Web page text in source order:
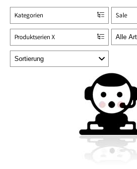
Kategorien Sale
Produktserien X